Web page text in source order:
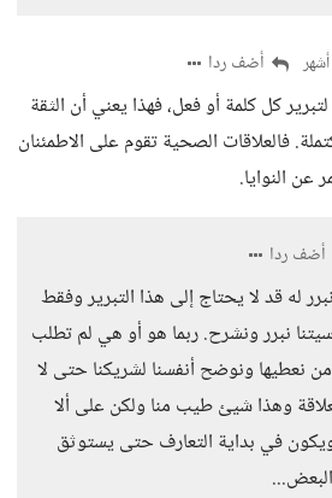
أضف ردا
كل كلمة أو فعل، فهذا يعني أن الثقة
فالعلاقات الصحية تقوم على الاطمئنان
عن النوايا.
أضف ردا
له قد لا يحتاج إلى هذا التبرير وفقط
نبرر ونشرح. ربما هو أو هي لم تطلب
نعطيها ونوضح أنفسنا لشريكنا حتى لا
وهذا شيئ طيب منا ولكن على ألا
في بداية التعارف حتى يستوثق